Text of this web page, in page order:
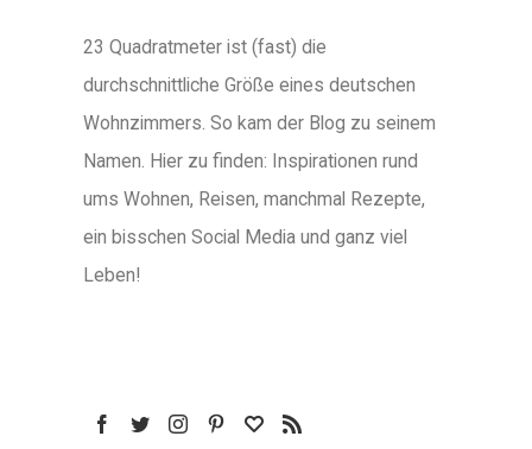
23 Quadratmeter ist (fast) die
durchschnittliche Größe eines deutschen
Wohnzimmers. So kam der Blog zu seinem
Namen. Hier zu finden: Inspirationen rund
ums Wohnen, Reisen, manchmal Rezepte,
ein bisschen Social Media und ganz viel
Leben!